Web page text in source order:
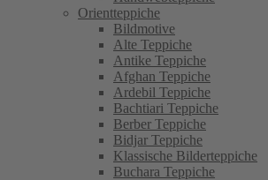
Orientteppiche
Bildmotive
Alte Teppiche
Antike Teppiche
Afghan Teppiche
Ardebil Teppiche
Bachtiari Teppiche
Berber Teppiche
Bidjar Teppiche
Klassische Bilderteppiche
Buchara Teppiche